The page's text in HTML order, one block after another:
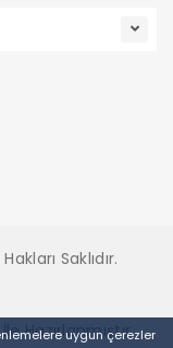
uygun çerezler
Saklıdır.
Hazırlanmıştır.